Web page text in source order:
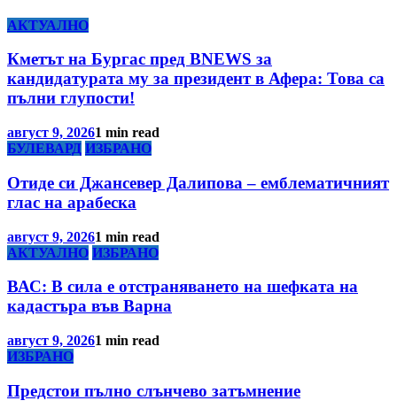
АКТУАЛНО
Кметът на Бургас пред BNEWS за
кандидатурата му за президент в Афера: Това са
пълни глупости!
август 9, 20261 min read
БУЛЕВАРД ИЗБРАНО
Отиде си Джансевер Далипова – емблематичният
глас на арабеска
август 9, 20261 min read
АКТУАЛНО ИЗБРАНО
ВАС: В сила е отстраняването на шефката на
кадастъра във Варна
август 9, 20261 min read
ИЗБРАНО
Предстои пълно слънчево затъмнение